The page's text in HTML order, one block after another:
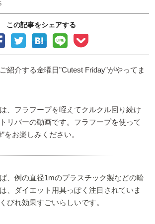
この記事をシェアする
紹介する金曜日”Cutest Friday”がやってま
、フラフープを咥えてクルクル回り続け
リバーの動画です。フラフープを使って
をお楽しみください。
、例の直径1mのプラスチック製などの輪
、ダイエット用具っぽく注目されていま
びれ効果すごいらしいです。